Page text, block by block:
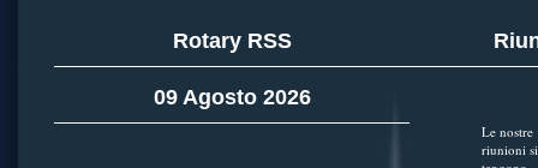
Rotary RSS
09 Agosto 2026
Le nostre
riunioni si